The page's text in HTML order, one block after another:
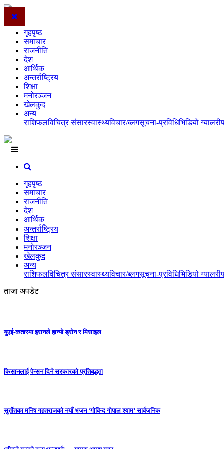
गृहपृष्ठ
समाचार
राजनीति
देश
आर्थिक
अन्तर्राष्ट्रिय
शिक्षा
मनोरञ्जन
खेलकुद
अन्य
राशिफलविचित्र संसारस्वास्थ्यविचार/ब्लगसूचना-प्रविधिभिडियो ग्यालरी
गृहपृष्ठ
समाचार
राजनीति
देश
आर्थिक
अन्तर्राष्ट्रिय
शिक्षा
मनोरञ्जन
खेलकुद
अन्य
राशिफलविचित्र संसारस्वास्थ्यविचार/ब्लगसूचना-प्रविधिभिडियो ग्यालरी
ताजा अपडेट
युएई-कतारमा इरानले हान्यो ड्रोन र मिसाइल
किसानलाई पेन्सन दिने सरकारको प्रतिबद्धता
सुर्खेतका मनिष गहतराजको नयाँ भजन ‘गोविन्द गोपाल श्याम’ सार्वजनिक